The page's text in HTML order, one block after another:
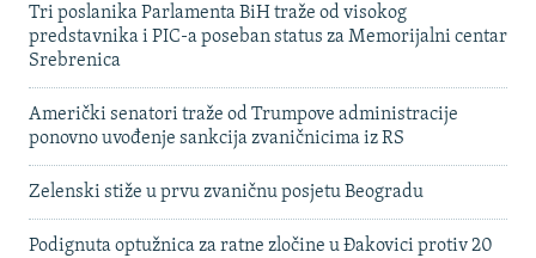
Tri poslanika Parlamenta BiH traže od visokog
predstavnika i PIC-a poseban status za Memorijalni centar
Srebrenica
Američki senatori traže od Trumpove administracije
ponovno uvođenje sankcija zvaničnicima iz RS
Zelenski stiže u prvu zvaničnu posjetu Beogradu
Podignuta optužnica za ratne zločine u Đakovici protiv 20